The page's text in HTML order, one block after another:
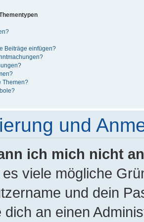
Beiträge einfügen?
Themen?
und
ich mich nicht
viele mögliche
und dein
dich an einen